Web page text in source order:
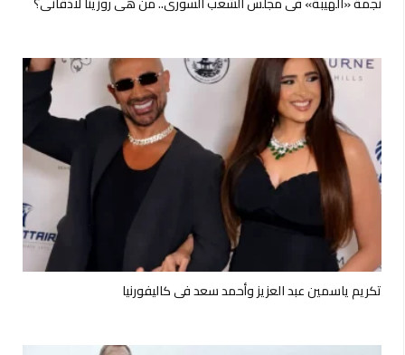
تكريم ياسمين عبد العزيز وأحمد سعد فى كاليفورنيا